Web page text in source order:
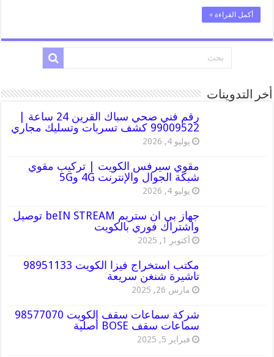
أكمل القراءة »
أخر التدوينات
رقم فني صحي سباك القرين 24 ساعة |
99009522 كشف تسربات وتسليك مجاري
يوليو 4, 2026
مقوي سيرفس الكويت | تركيب مقوي
شبكة الجوال والإنترنت 4G و5G
يوليو 4, 2026
جهاز بي ان ستريم beIN STREAM توصيل
واشتراك فوري بالكويت
أكتوبر 1, 2025
مكتب استخراج فيزا الكويت 98951133
تاشيرة شنغن سريعة
مارس 26, 2025
شركة سماعات سقف الكويت 98577070
سماعات سقف BOSE أصلية
فبراير 5, 2025